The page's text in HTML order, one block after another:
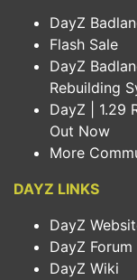
DayZ
Flash Sale
DayZ
Rebuilding
DayZ | 1.29
Out Now
More
DAYZ LINKS
DayZ
DayZ Forum
DayZ Wiki